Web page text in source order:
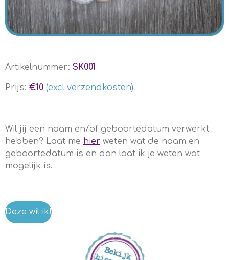
Artikelnummer: SK001
Prijs: €10 (excl verzendkosten)
Wil jij een naam en/of geboortedatum verwerkt
hebben? Laat me hier weten wat de naam en
geboortedatum is en dan laat ik je weten wat
mogelijk is.
Deze wil ik!